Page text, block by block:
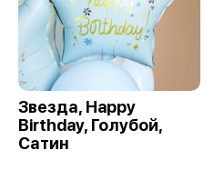
Звезда, Happy
Birthday, Голубой,
Сатин